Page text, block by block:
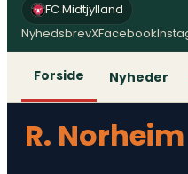
FC Midtjylland
NyhedsbrevXFacebook
Forside Nyheder
R. Norheim